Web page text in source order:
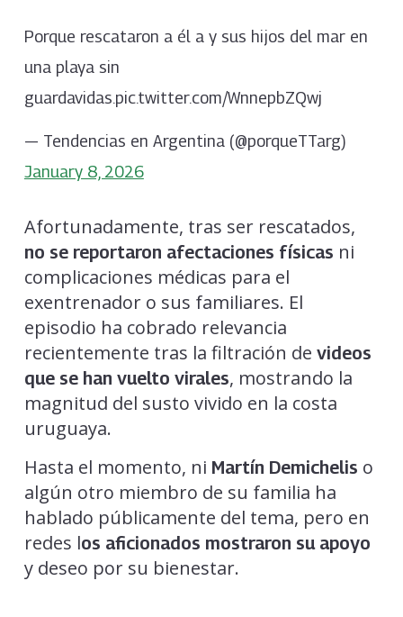
Porque rescataron a él a y sus hijos del mar en
una playa sin
guardavidas.pic.twitter.com/WnnepbZQwj
— Tendencias en Argentina (@porqueTTarg)
January 8, 2026
Afortunadamente, tras ser rescatados,
no se reportaron afectaciones físicas ni
complicaciones médicas para el
exentrenador o sus familiares. El
episodio ha cobrado relevancia
recientemente tras la filtración de videos
que se han vuelto virales, mostrando la
magnitud del susto vivido en la costa
uruguaya.
Hasta el momento, ni Martín Demichelis o
algún otro miembro de su familia ha
hablado públicamente del tema, pero en
redes los aficionados mostraron su apoyo
y deseo por su bienestar.